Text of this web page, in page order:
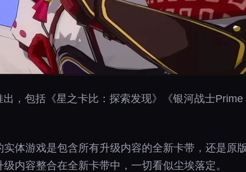
，包括《星之卡比：探索发现》《银河战士Prime
体游戏是包含所有升级内容的全新卡带，还是原
内容整合在全新卡带中，一切看似尘埃落定。